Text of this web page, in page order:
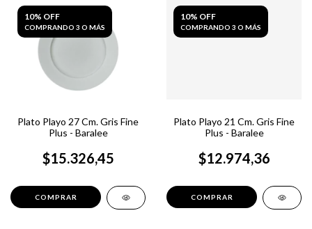
10% OFF
COMPRANDO 3 O MÁS
Plato Playo 27 Cm. Gris Fine
Plus - Baralee
$15.326,45
10% OFF
COMPRANDO 3 O MÁS
Plato Playo 21 Cm. Gris Fine
Plus - Baralee
$12.974,36